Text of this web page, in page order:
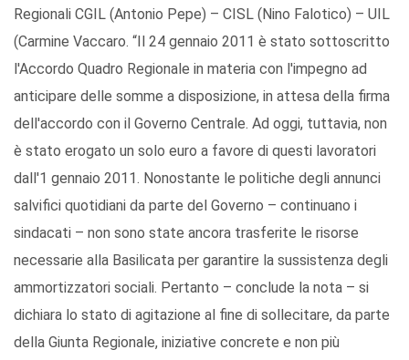
Regionali CGIL (Antonio Pepe) – CISL (Nino Falotico) – UIL
(Carmine Vaccaro. “Il 24 gennaio 2011 è stato sottoscritto
l'Accordo Quadro Regionale in materia con l'impegno ad
anticipare delle somme a disposizione, in attesa della firma
dell'accordo con il Governo Centrale. Ad oggi, tuttavia, non
è stato erogato un solo euro a favore di questi lavoratori
dall'1 gennaio 2011. Nonostante le politiche degli annunci
salvifici quotidiani da parte del Governo – continuano i
sindacati – non sono state ancora trasferite le risorse
necessarie alla Basilicata per garantire la sussistenza degli
ammortizzatori sociali. Pertanto – conclude la nota – si
dichiara lo stato di agitazione al fine di sollecitare, da parte
della Giunta Regionale, iniziative concrete e non più